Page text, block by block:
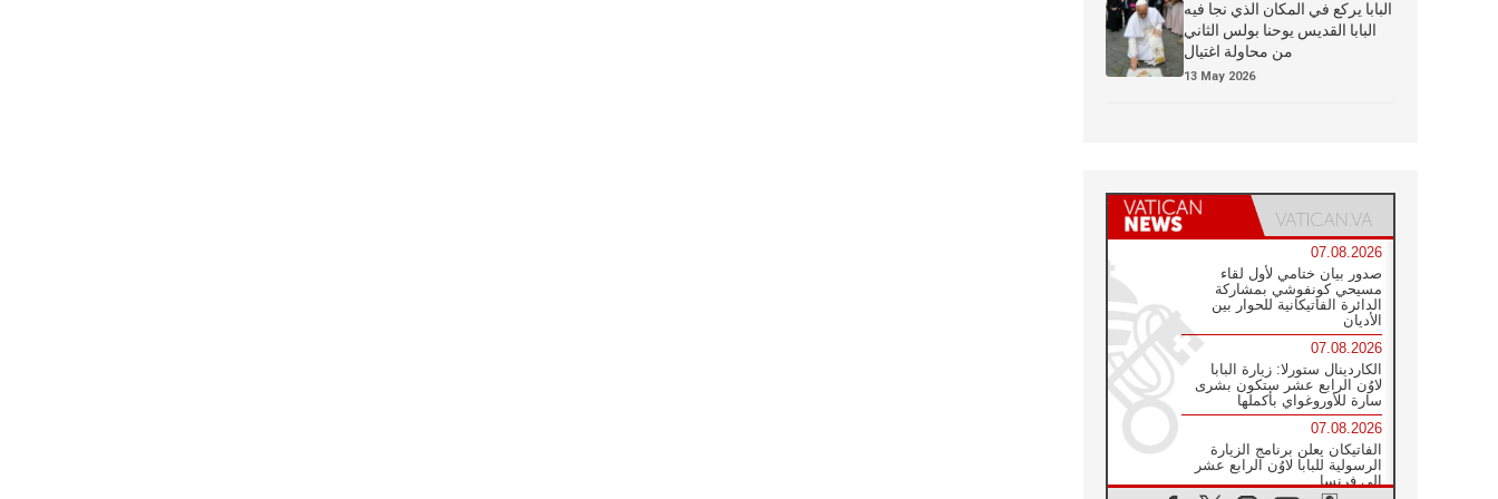
البابا يركع في المكان الذي نجا فيه
البابا القديس يوحنا بولس الثاني
من محاولة اغتيال
13 May 2026
07.08.2026
صدور بيان ختامي لأول لقاء
مسيحي كونفوشي بمشاركة
الدائرة الفاتيكانية للحوار بين
الأديان
07.08.2026
الكاردينال ستورلا: زيارة البابا
لاوُن الرابع عشر ستكون بشرى
سارة للأوروغواي بأكملها
07.08.2026
الفاتيكان يعلن برنامج الزيارة
الرسولية للبابا لاوُن الرابع عشر
إلى فرنسا